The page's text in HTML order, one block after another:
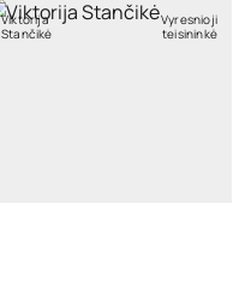
Viktorija
Stančikė
Vyresnioji
teisininkė